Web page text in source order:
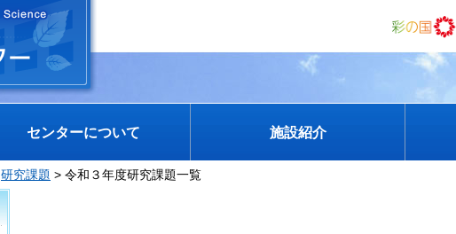
センターについて 施設紹介
研究課題 > 令和３年度研究課題一覧